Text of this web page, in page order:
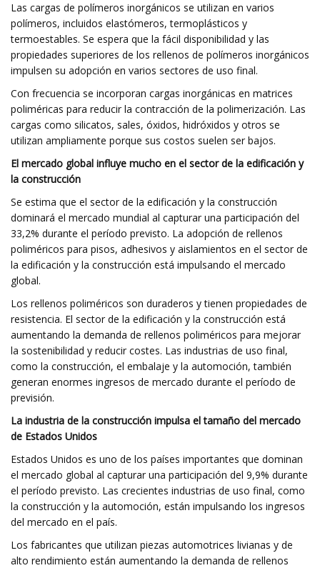
Las cargas de polímeros inorgánicos se utilizan en varios
polímeros, incluidos elastómeros, termoplásticos y
termoestables. Se espera que la fácil disponibilidad y las
propiedades superiores de los rellenos de polímeros inorgánicos
impulsen su adopción en varios sectores de uso final.
Con frecuencia se incorporan cargas inorgánicas en matrices
poliméricas para reducir la contracción de la polimerización. Las
cargas como silicatos, sales, óxidos, hidróxidos y otros se
utilizan ampliamente porque sus costos suelen ser bajos.
El mercado global influye mucho en el sector de la edificación y
la construcción
Se estima que el sector de la edificación y la construcción
dominará el mercado mundial al capturar una participación del
33,2% durante el período previsto. La adopción de rellenos
poliméricos para pisos, adhesivos y aislamientos en el sector de
la edificación y la construcción está impulsando el mercado
global.
Los rellenos poliméricos son duraderos y tienen propiedades de
resistencia. El sector de la edificación y la construcción está
aumentando la demanda de rellenos poliméricos para mejorar
la sostenibilidad y reducir costes. Las industrias de uso final,
como la construcción, el embalaje y la automoción, también
generan enormes ingresos de mercado durante el período de
previsión.
La industria de la construcción impulsa el tamaño del mercado
de Estados Unidos
Estados Unidos es uno de los países importantes que dominan
el mercado global al capturar una participación del 9,9% durante
el período previsto. Las crecientes industrias de uso final, como
la construcción y la automoción, están impulsando los ingresos
del mercado en el país.
Los fabricantes que utilizan piezas automotrices livianas y de
alto rendimiento están aumentando la demanda de rellenos